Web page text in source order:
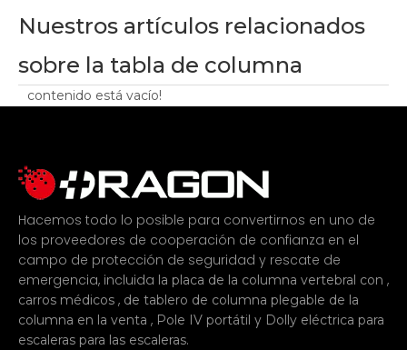
Nuestros artículos relacionados
sobre la tabla de columna
contenido está vacío!
Hacemos todo lo posible para convertirnos en uno de
los proveedores de cooperación de confianza en el
campo de protección de seguridad y rescate de
emergencia, incluida la placa de la columna vertebral con ,
carros médicos , de tablero de columna plegable de la
columna en la venta , Pole IV portátil y Dolly eléctrica para
escaleras para las escaleras.